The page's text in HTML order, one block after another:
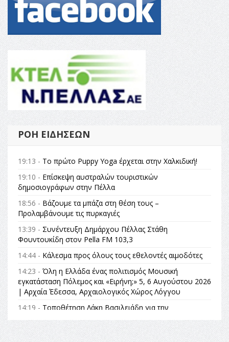
ΡΟΉ ΕΙΔΉΣΕΩΝ
19:13 - Το πρώτο Puppy Yoga έρχεται στην Χαλκιδική!
19:10 - Επίσκεψη αυστραλών τουριστικών
δημοσιογράφων στην Πέλλα
18:56 - Βάζουμε τα μπάζα στη θέση τους –
Προλαμβάνουμε τις πυρκαγιές
13:39 - Συνέντευξη Δημάρχου Πέλλας Στάθη
Φουντουκίδη στον Pella FM 103,3
14:44 - Κάλεσμα προς όλους τους εθελοντές αιμοδότες
14:23 - Όλη η Ελλάδα ένας πολιτισμός Μουσική
εγκατάσταση Πόλεμος και «Ειρήνη;» 5, 6 Αυγούστου 2026
| Αρχαία Έδεσσα, Αρχαιολογικός Χώρος Λόγγου
14:19 - Τοποθέτηση Λάκη Βασιλειάδη για την
Αναθεώρηση του Συντάγματος: «Σε τέτοιες κορυφαίες
θεσμικές διαδικασίες υπάρχει μόνο η ευθύνη απέναντι
στις επόμενες γενιές»